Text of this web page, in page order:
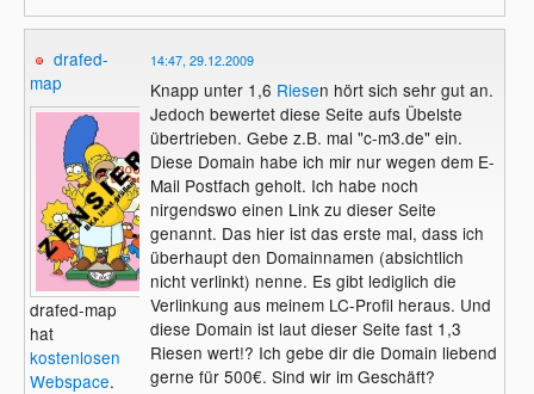
drafed-
map
drafed-map
hat
kostenlosen
Webspace.
14:47, 29.12.2009
Knapp unter 1,6 Riesen hört sich sehr gut an.
Jedoch bewertet diese Seite aufs Übelste
übertrieben. Gebe z.B. mal "c-m3.de" ein.
Diese Domain habe ich mir nur wegen dem E-
Mail Postfach geholt. Ich habe noch
nirgendswo einen Link zu dieser Seite
genannt. Das hier ist das erste mal, dass ich
überhaupt den Domainnamen (absichtlich
nicht verlinkt) nenne. Es gibt lediglich die
Verlinkung aus meinem LC-Profil heraus. Und
diese Domain ist laut dieser Seite fast 1,3
Riesen wert!? Ich gebe dir die Domain liebend
gerne für 500€. Sind wir im Geschäft?